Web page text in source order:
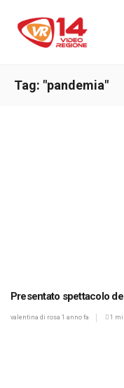
Tag: "pandemia"
Presentato spettacolo
valentina di rosa 1 anno fa 1